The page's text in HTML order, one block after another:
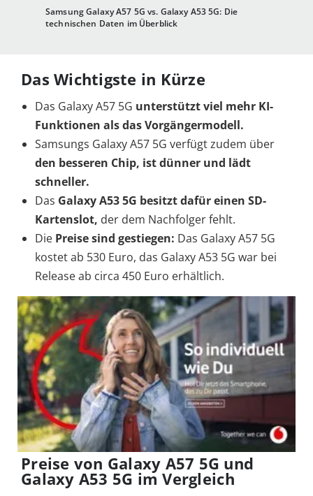
Samsung Galaxy A57 5G vs. Galaxy A53 5G: Die
technischen Daten im Überblick
Das Wichtigste in Kürze
Das Galaxy A57 5G unterstützt viel mehr KI-
Funktionen als das Vorgängermodell.
Samsungs Galaxy A57 5G verfügt zudem über
den besseren Chip, ist dünner und lädt
schneller.
Das Galaxy A53 5G besitzt dafür einen SD-
Kartenslot, der dem Nachfolger fehlt.
Die Preise sind gestiegen: Das Galaxy A57 5G
kostet ab 530 Euro, das Galaxy A53 5G war bei
Release ab circa 450 Euro erhältlich.
Preise von Galaxy A57 5G und
Galaxy A53 5G im Vergleich